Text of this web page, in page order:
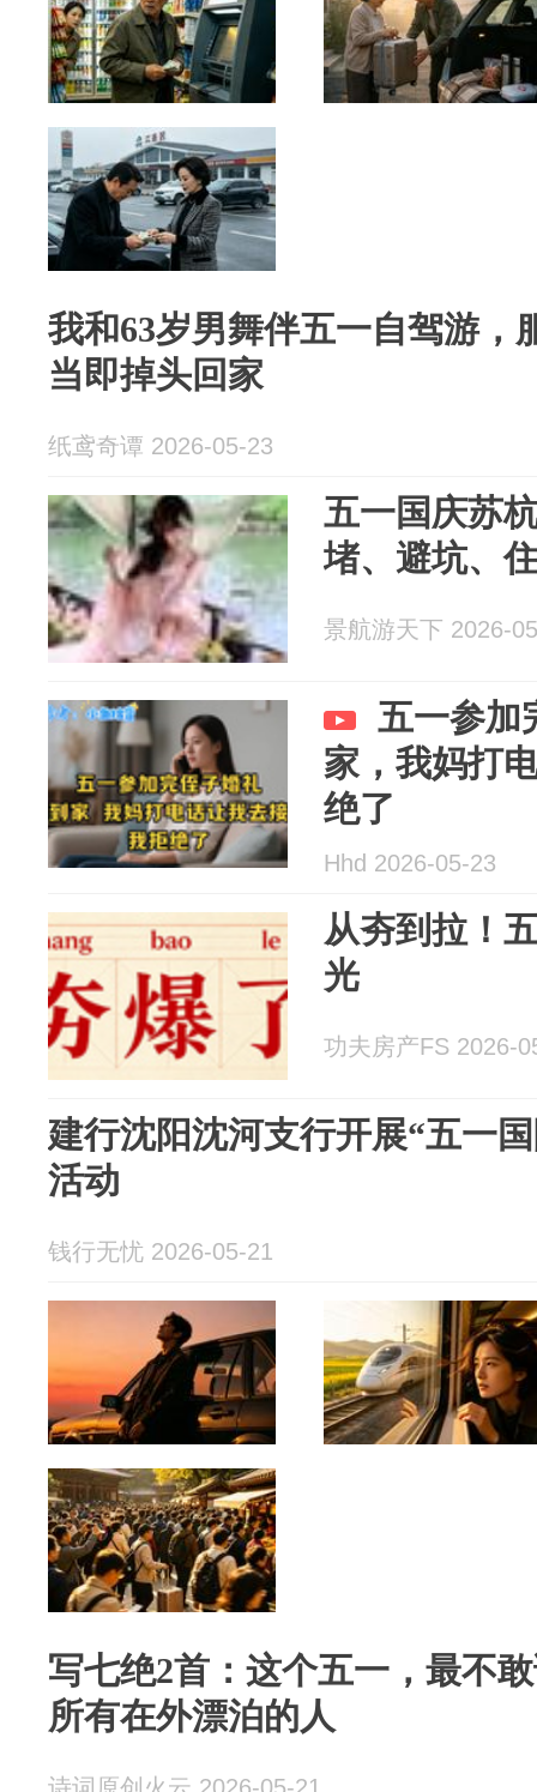
我和63岁男舞伴五一自驾游，
当即掉头回家
纸鸢奇谭 2026-05-23
五一国庆苏
堵、避坑、
景航游天下 2026-
五一参加
家，我妈打
绝了
Hhd 2026-05-23
从夯到拉！
光
功夫房产FS 2026-
建行沈阳沈河支行开展“五一
活动
钱行无忧 2026-05-21
写七绝2首：这个五一，最不
所有在外漂泊的人